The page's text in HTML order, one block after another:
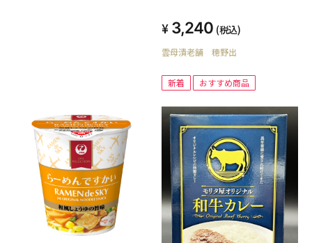
3,240 (税込)
雲母漬老舗 穂野出
新着 おすすめ商品